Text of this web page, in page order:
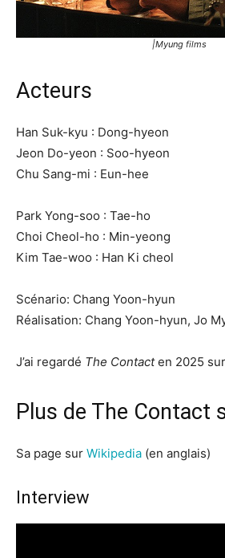
|Myung films
Acteurs
Han Suk-kyu : Dong-hyeon
Jeon Do-yeon : Soo-hyeon
Chu Sang-mi : Eun-hee
Park Yong-soo : Tae-ho
Choi Cheol-ho : Min-yeong
Kim Tae-woo : Han Ki cheol
Scénario: Chang Yoon-hyun
Réalisation: Chang Yoon-hyun, Jo
J’ai regardé The Contacten 2025
Plus de The Contact
Sa page sur Wikipedia (en anglais)
Interview